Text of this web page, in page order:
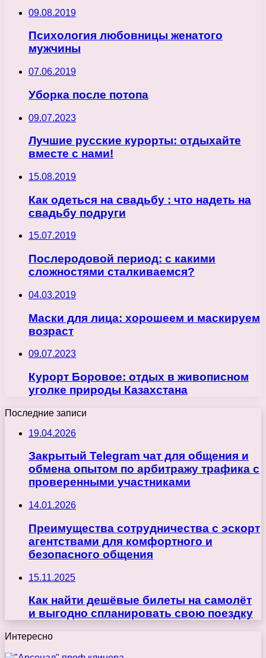
09.08.2019
Психология любовницы женатого
мужчины
07.06.2019
Уборка после потопа
09.07.2023
Лучшие русские курорты: отдыхайте
вместе с нами!
15.08.2019
Как одеться на свадьбу : что надеть на
свадьбу подруги
15.07.2019
Послеродовой период: с какими
сложностями сталкиваемся?
04.03.2019
Маски для лица: хорошеем и маскируем
возраст
09.07.2023
Курорт Боровое: отдых в живописном
уголке природы Казахстана
Последние записи
19.04.2026
Закрытый Telegram чат для общения и
обмена опытом по арбитражу трафика с
проверенными участниками
14.01.2026
Преимущества сотрудничества с эскорт
агентствами для комфортного и
безопасного общения
15.11.2025
Как найти дешёвые билеты на самолёт
и выгодно спланировать свою поездку
Интересно